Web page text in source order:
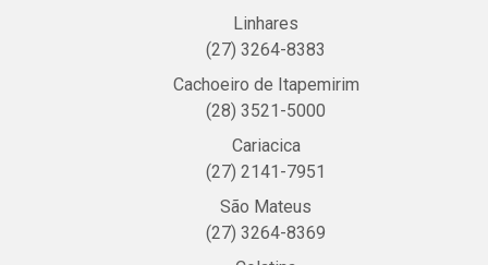
Linhares
(27) 3264-8383
Cachoeiro de Itapemirim
(28) 3521-5000
Cariacica
(27) 2141-7951
São Mateus
(27) 3264-8369